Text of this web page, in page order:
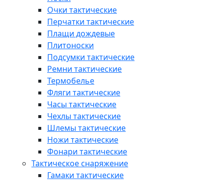
Очки тактические
Перчатки тактические
Плащи дождевые
Плитоноски
Подсумки тактические
Ремни тактические
Термобелье
Фляги тактические
Часы тактические
Чехлы тактические
Шлемы тактические
Ножи тактические
Фонари тактические
Тактическое снаряжение
Гамаки тактические